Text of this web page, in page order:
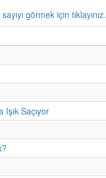
görmek için tıklayınız.
Saçıyor